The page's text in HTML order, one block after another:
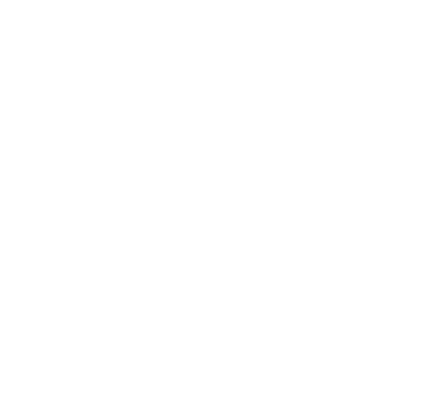
せた実績があります
績があります
ません
た発送日数内に発送してい
ています
ています